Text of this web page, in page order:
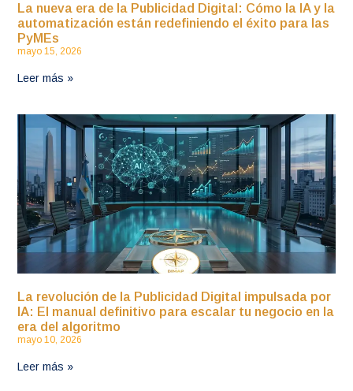
La nueva era de la Publicidad Digital: Cómo la IA y la
automatización están redefiniendo el éxito para las
PyMEs
mayo 15, 2026
Leer más »
La revolución de la Publicidad Digital impulsada por
IA: El manual definitivo para escalar tu negocio en la
era del algoritmo
mayo 10, 2026
Leer más »